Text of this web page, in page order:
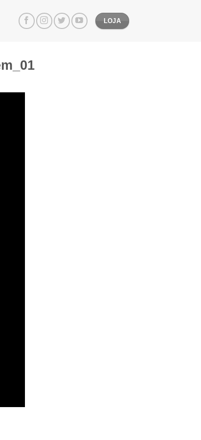
LOJA